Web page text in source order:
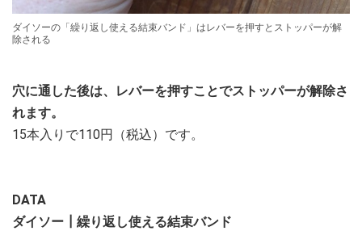
ダイソーの「繰り返し使える結束バンド」はレバーを押すとストッパーが解
除される
穴に通した後は、レバーを押すことでストッパーが解除さ
れます。
15本入りで110円（税込）です。
DATA
ダイソー┃繰り返し使える結束バンド